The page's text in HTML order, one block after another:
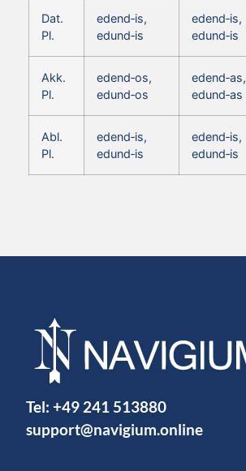
Dat.
Pl.
edend‑is,
edund‑is
edend‑is,
edund‑is
Akk.
Pl.
edend‑os,
edund‑os
edend‑as,
edund‑as
Abl.
Pl.
edend‑is,
edund‑is
edend‑is,
edund‑is
Tel: +49 241 513880
support@navigium.online